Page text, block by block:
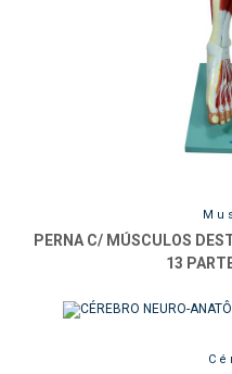
PERNA C/ MÚSCULOS
13